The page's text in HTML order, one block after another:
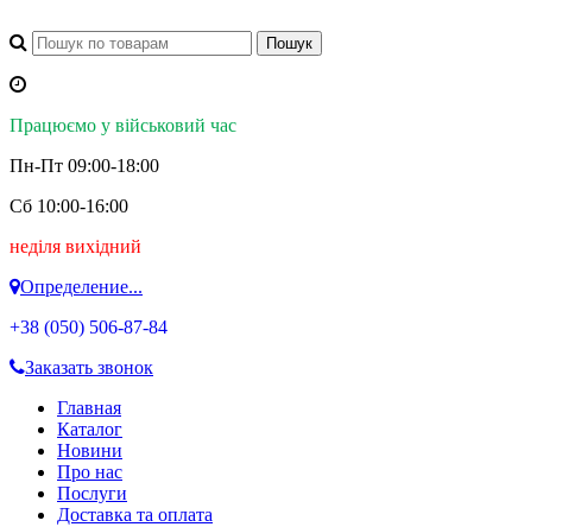
Працюємо у військовий час
Пн-Пт 09:00-18:00
Сб 10:00-16:00
неділя вихідний
Определение...
+38 (050) 506-87-84
Заказать звонок
Главная
Каталог
Новини
Про нас
Послуги
Доставка та оплата